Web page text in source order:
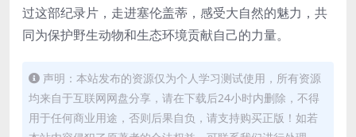
过这部纪录片，走进塞伦盖蒂，感受大自然的魅力，共
同为保护野生动物和生态环境贡献自己的力量。
声明：本站发布的资源仅为个人学习测试使用，所有资源
均来自于互联网网盘分享，请在下载后24小时内删除，不得
用于任何商业用途，否则后果自负，请支持购买正版！如若